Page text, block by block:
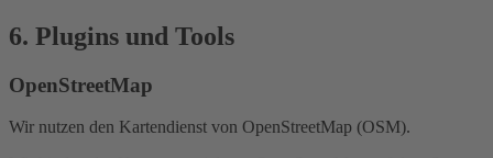
6. Plugins und Tools
OpenStreetMap
Wir nutzen den Kartendienst von OpenStreetMap (OSM).